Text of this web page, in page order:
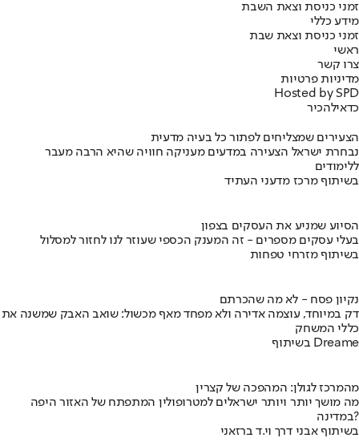
זמני כניסת וצאת השבת
מידע כללי
זמני כניסת וצאת שבת
ראשי
צרו קשר
מדיניות פרטיות
Hosted by SPD
כדאילהכיר
הצעירים שמצליחים לפתור כל בעיה מדעית
נבחרת ישראל הצעירה במדעים מעניקה חוויה שהיא הרבה מעבר
ללימודים
בשיתוף מרכז מדעני העתיד
הסיוע שמניע את העסקים בצפון
בעלי עסקים מספרים - זה המענק הכספי שעוזר לנו לחזור למסלול
בשיתוף מזרחי טפחות
נקיון פסח - לא מה שהכרתם
דק במיוחד, עוצמה אדירה ולא מפחד מאף מכשול: שואב האבק שמשנה את
כללי המשחק
בשיתוף Dreame
מהמרכז לגולן: המהפכה של קצרין
מה מושך יותר ויותר ישראלים למטרופולין המתפתח של האזור היפה
במדינה?
בשיתוף אבני דרך וי.ד ברזאני